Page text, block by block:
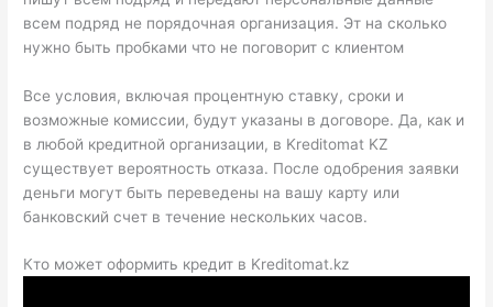
всем подряд не порядочная организация. Эт на сколько
нужно быть пробками что не поговорит с клиентом
Все условия, включая процентную ставку, сроки и
возможные комиссии, будут указаны в договоре. Да, как и
в любой кредитной организации, в Kreditomat KZ
существует вероятность отказа. После одобрения заявки
деньги могут быть переведены на вашу карту или
банковский счет в течение нескольких часов.
Кто может оформить кредит в Kreditomat.kz